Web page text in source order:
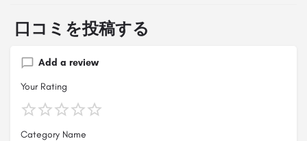
口コミを投稿する
Add a review
Your Rating
Category Name